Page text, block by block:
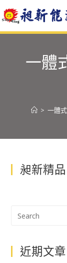
一體
> 一體
昶新精品
近期文章